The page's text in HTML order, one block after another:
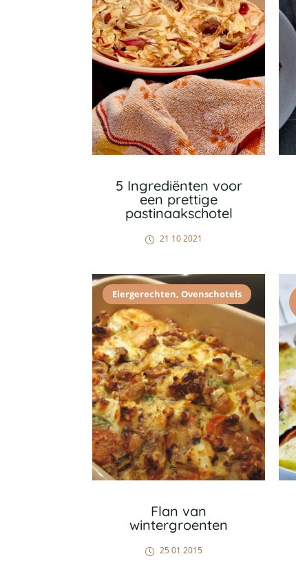
5 Ingrediënten voor
een prettige
pastinaakschotel
21 10 2021
Eiergerechten,Ovenschotels
Flan van
wintergroenten
25 01 2015